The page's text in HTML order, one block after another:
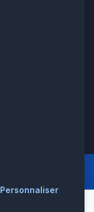
Personnaliser